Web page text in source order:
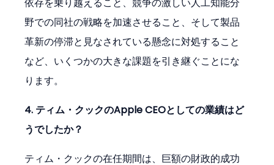
依存を乗り越えること、競争の激しい人工知能分
野での同社の戦略を加速させること、そして製品
革新の停滞と見なされている懸念に対処すること
など、いくつかの大きな課題を引き継ぐことにな
ります。
4. ティム・クックのApple CEOとしての業績はど
うでしたか？
ティム・クックの在任期間は、巨額の財政的成功